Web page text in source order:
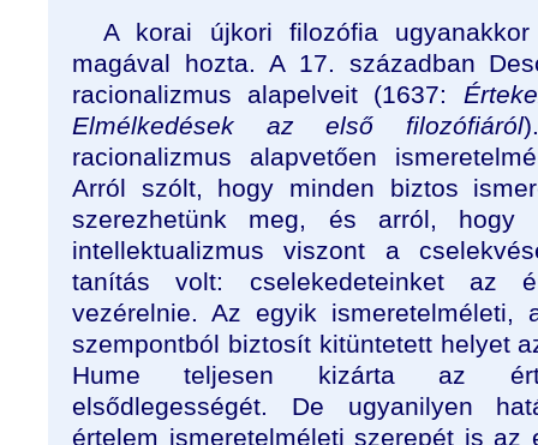
A korai újkori filozófia
magával hozta. A 17. században
racionalizmus alapelveit (1637:
Elmélkedések az első filozófiáról
racionalizmus alapvetően
Arról szólt, hogy minden biztos
szerezhetünk meg, és arról, hogy
intellektualizmus viszont a
tanítás volt: cselekedeteinket az
vezérelnie. Az egyik ismeretelméleti,
szempontból biztosít kitüntetett helyet
Hume teljesen kizárta az
elsődlegességét. De ugyanilyen
értelem ismeretelméleti szerepét is az